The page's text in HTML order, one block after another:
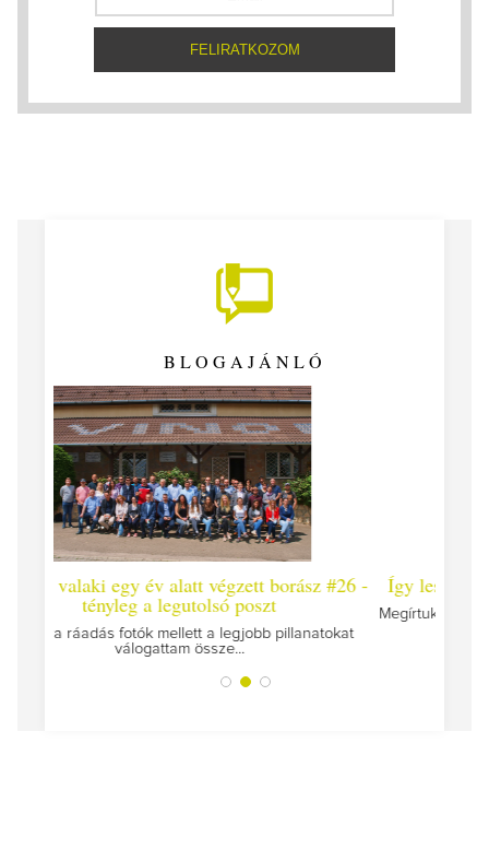
BLOGAJÁNLÓ
Így lesz valaki egy év alatt végzett borász #25
Megírtuk a modulzáró vizsgákat, már lázasan készülünk
az utolsó...